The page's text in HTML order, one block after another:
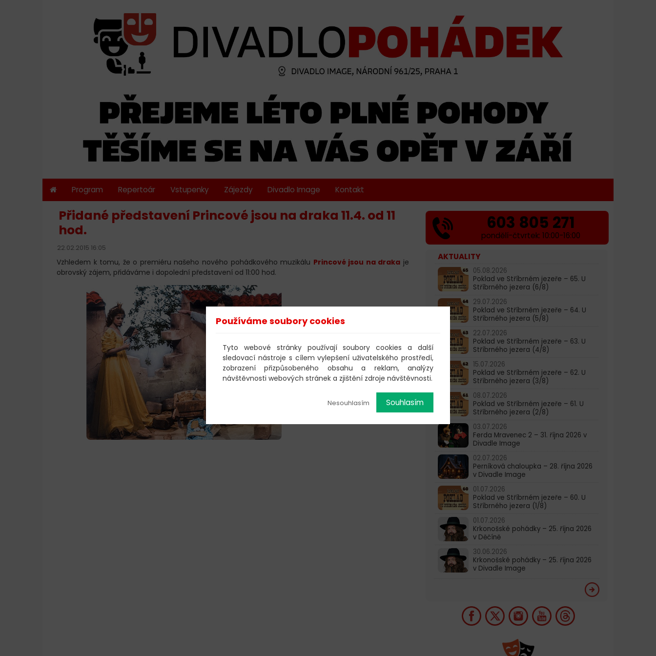
Program Repertoár Vstupenky Zájezdy Divadlo Image Kontakt
Přidané představení Princové jsou na draka 11.4. od 11
hod.
22.02.2015 16:05
Vzhledem k tomu, že o premiéru našeho nového pohádkového muzikálu Princové jsou na draka je
obrovský zájem, přidáváme i dopolední představení od 11:00 hod.
603 805 271
pondělí-čtvrtek: 10:00-16:00
AKTUALITY
05.08.2026
Poklad ve Stříbrném jezeře – 65. U
Stříbrného jezera (6/8)
29.07.2026
Poklad ve Stříbrném jezeře – 64. U
Stříbrného jezera (5/8)
22.07.2026
Poklad ve Stříbrném jezeře – 63. U
Stříbrného jezera (4/8)
15.07.2026
Poklad ve Stříbrném jezeře – 62. U
Stříbrného jezera (3/8)
08.07.2026
Poklad ve Stříbrném jezeře – 61. U
Stříbrného jezera (2/8)
03.07.2026
Ferda Mravenec 2 – 31. října 2026 v
Divadle Image
02.07.2026
Perníková chaloupka – 28. října 2026
v Divadle Image
01.07.2026
Poklad ve Stříbrném jezeře – 60. U
Stříbrného jezera (1/8)
01.07.2026
Krkonošské pohádky – 25. října 2026
v Děčíně
30.06.2026
Krkonošské pohádky – 25. října 2026
v Divadle Image
Používáme soubory cookies
Tyto webové stránky používají soubory cookies a další
sledovací nástroje s cílem vylepšení uživatelského prostředí,
zobrazení přizpůsobeného obsahu a reklam, analýzy
návštěvnosti webových stránek a zjištění zdroje návštěvnosti.
Nesouhlasím Souhlasím